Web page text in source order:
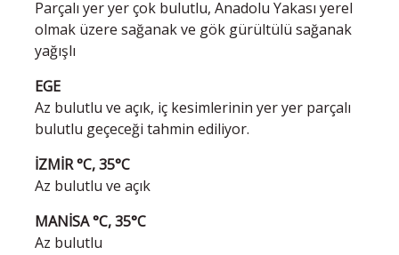
Parçalı yer yer çok bulutlu, Anadolu Yakası yerel
olmak üzere sağanak ve gök gürültülü sağanak
yağışlı
EGE
Az bulutlu ve açık, iç kesimlerinin yer yer parçalı
bulutlu geçeceği tahmin ediliyor.
İZMİR °C, 35°C
Az bulutlu ve açık
MANİSA °C, 35°C
Az bulutlu